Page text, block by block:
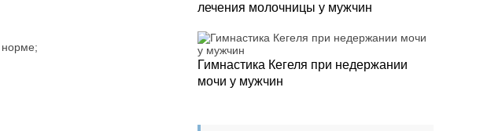
норме;
лечения молочницы у мужчин
Гимнастика Кегеля при недержании
мочи у мужчин